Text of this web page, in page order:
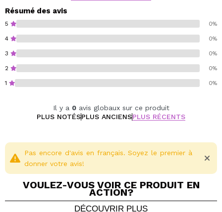
Résumé des avis
5 0%
4 0%
3 0%
2 0%
1 0%
Il y a 0avis globaux sur ce produit
PLUS NOTÉSPLUS ANCIENSPLUS RÉCENTS
Pas encore d'avis en français. Soyez le premier à
donner votre avis!
VOULEZ-VOUS VOIR CE PRODUIT EN
ACTION?
DÉCOUVRIR PLUS